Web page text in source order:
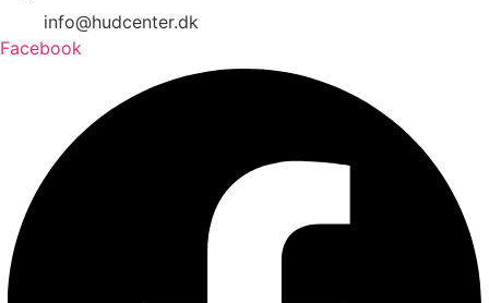
info@hudcenter.dk
Facebook